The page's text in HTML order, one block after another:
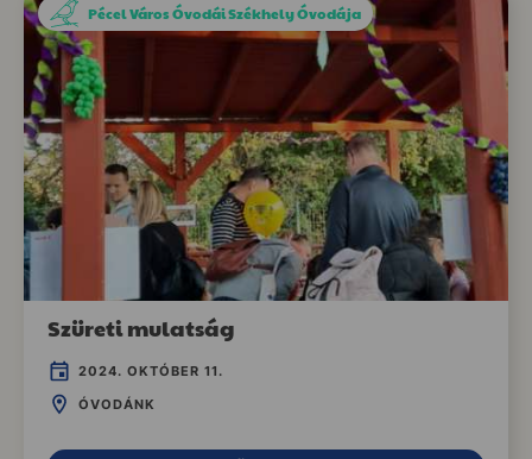
Szüreti mulatság
2024. OKTÓBER 11.
ÓVODÁNK
Pécel Város Óvodái Székhely Óvodája